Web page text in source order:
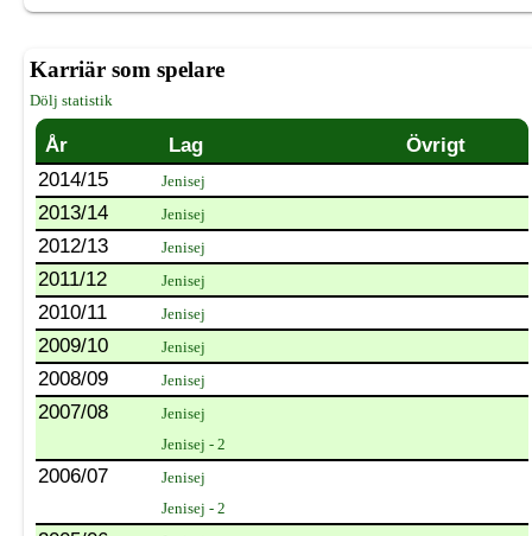
Karriär som spelare
Dölj statistik
År Lag
Övrigt
2014/15
Jenisej
2013/14 Jenisej
2012/13 Jenisej
2011/12 Jenisej
2010/11 Jenisej
2009/10 Jenisej
2008/09 Jenisej
2007/08
Jenisej
Jenisej - 2
2006/07
Jenisej
Jenisej - 2